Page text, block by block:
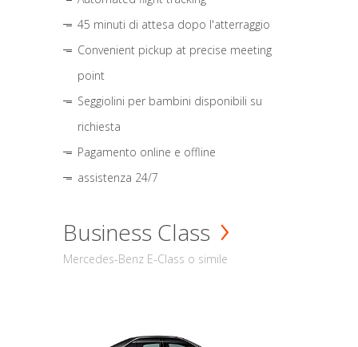
45 minuti di attesa dopo l'atterraggio
Convenient pickup at precise meeting
point
Seggiolini per bambini disponibili su
richiesta
Pagamento online e offline
assistenza 24/7
Business Class
Mercedes-Benz E-Class o simile